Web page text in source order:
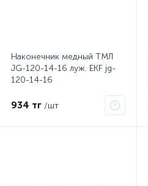
Наконечник медный ТМЛ
JG-120-14-16 луж. EKF jg-
120-14-16
934 тг /шт